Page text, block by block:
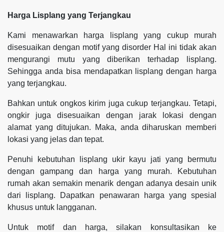
Harga Lisplang yang Terjangkau
Kami menawarkan harga lisplang yang cukup murah
disesuaikan dengan motif yang disorder Hal ini tidak akan
mengurangi mutu yang diberikan terhadap lisplang.
Sehingga anda bisa mendapatkan lisplang dengan harga
yang terjangkau.
Bahkan untuk ongkos kirim juga cukup terjangkau. Tetapi,
ongkir juga disesuaikan dengan jarak lokasi dengan
alamat yang ditujukan. Maka, anda diharuskan memberi
lokasi yang jelas dan tepat.
Penuhi kebutuhan lisplang ukir kayu jati yang bermutu
dengan gampang dan harga yang murah. Kebutuhan
rumah akan semakin menarik dengan adanya desain unik
dari lisplang. Dapatkan penawaran harga yang spesial
khusus untuk langganan.
Untuk motif dan harga, silakan konsultasikan ke